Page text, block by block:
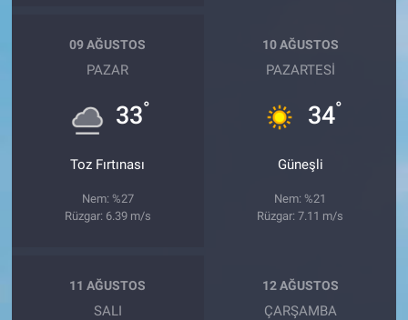
09 AĞUSTOS
PAZAR
33°
Toz Fırtınası
Nem: %27
Rüzgar: 6.39 m/s
10 AĞUSTOS
PAZARTESI
34°
Güneşli
Nem: %21
Rüzgar: 7.11 m/s
11 AĞUSTOS
SALI
12 AĞUSTOS
ÇARŞAMBA